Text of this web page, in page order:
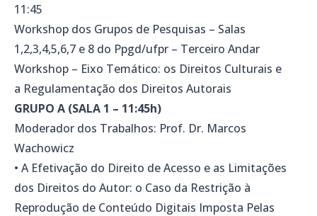
11:45
Workshop dos Grupos de Pesquisas – Salas
1,2,3,4,5,6,7 e 8 do Ppgd/ufpr – Terceiro Andar
Workshop – Eixo Temático: os Direitos Culturais e
a Regulamentação dos Direitos Autorais
GRUPO A (SALA 1 – 11:45h)
Moderador dos Trabalhos: Prof. Dr. Marcos
Wachowicz
• A Efetivação do Direito de Acesso e as Limitações
dos Direitos do Autor: o Caso da Restrição à
Reprodução de Conteúdo Digitais Imposta Pelas